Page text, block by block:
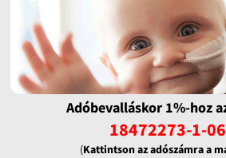
Adóbevalláskor 1%-hoz
18472273-1-
(Kattintson az adószámra a